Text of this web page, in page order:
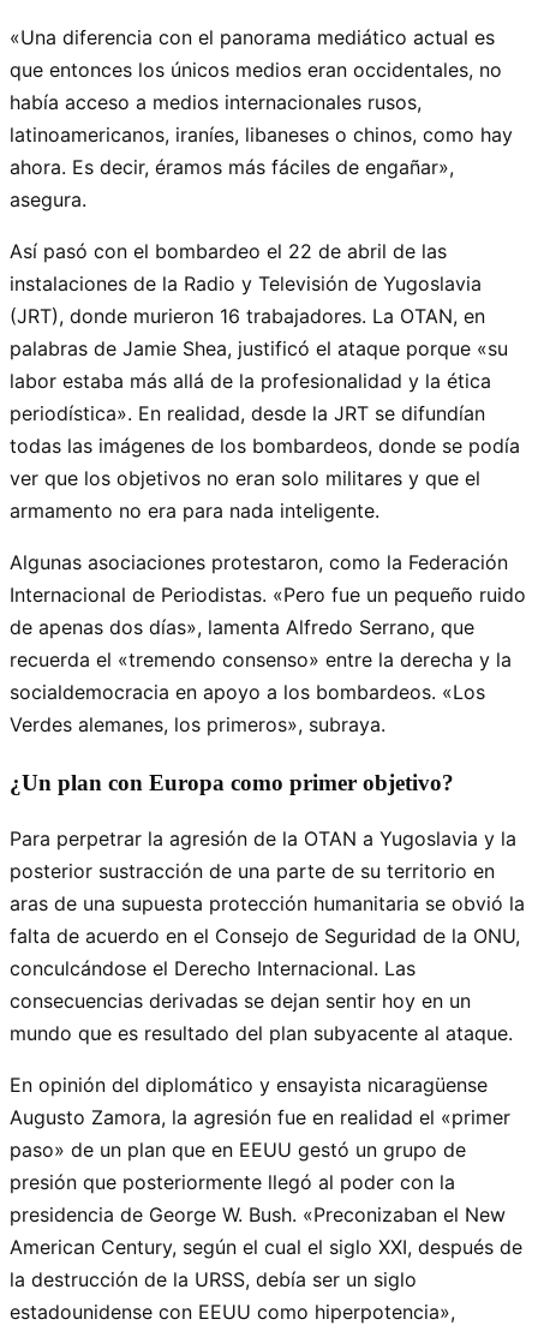
«Una diferencia con el panorama mediático actual es
que entonces los únicos medios eran occidentales, no
había acceso a medios internacionales rusos,
latinoamericanos, iraníes, libaneses o chinos, como hay
ahora. Es decir, éramos más fáciles de engañar»,
asegura.
Así pasó con el bombardeo el 22 de abril de las
instalaciones de la Radio y Televisión de Yugoslavia
(JRT), donde murieron 16 trabajadores. La OTAN, en
palabras de Jamie Shea, justificó el ataque porque «su
labor estaba más allá de la profesionalidad y la ética
periodística». En realidad, desde la JRT se difundían
todas las imágenes de los bombardeos, donde se podía
ver que los objetivos no eran solo militares y que el
armamento no era para nada inteligente.
Algunas asociaciones protestaron, como la Federación
Internacional de Periodistas. «Pero fue un pequeño ruido
de apenas dos días», lamenta Alfredo Serrano, que
recuerda el «tremendo consenso» entre la derecha y la
socialdemocracia en apoyo a los bombardeos. «Los
Verdes alemanes, los primeros», subraya.
¿Un plan con Europa como primer objetivo?
Para perpetrar la agresión de la OTAN a Yugoslavia y la
posterior sustracción de una parte de su territorio en
aras de una supuesta protección humanitaria se obvió la
falta de acuerdo en el Consejo de Seguridad de la ONU,
conculcándose el Derecho Internacional. Las
consecuencias derivadas se dejan sentir hoy en un
mundo que es resultado del plan subyacente al ataque.
En opinión del diplomático y ensayista nicaragüense
Augusto Zamora, la agresión fue en realidad el «primer
paso» de un plan que en EEUU gestó un grupo de
presión que posteriormente llegó al poder con la
presidencia de George W. Bush. «Preconizaban el New
American Century, según el cual el siglo XXI, después de
la destrucción de la URSS, debía ser un siglo
estadounidense con EEUU como hiperpotencia»,